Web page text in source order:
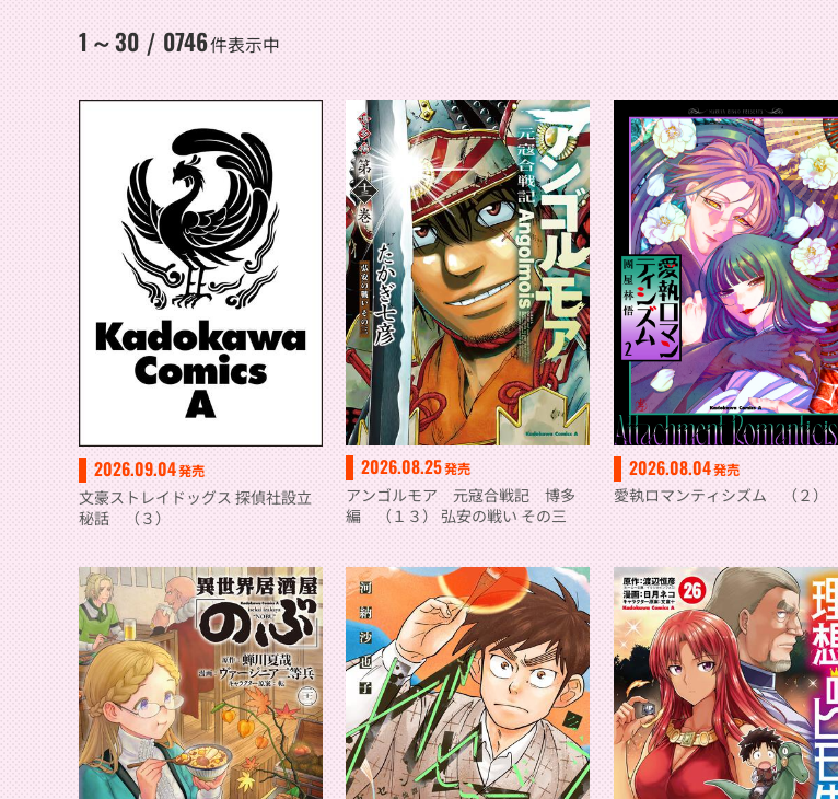
1 ～30 / 0746件表示中
2026.09.04発売
文豪ストレイドッグス 探偵社設立
秘話 （３）
2026.08.25発売
アンゴルモア 元寇合戦記 博多
編 （１３） 弘安の戦い その三
2026.08.04発売
愛執ロマンティシズム （２）